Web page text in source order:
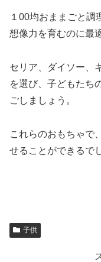
１00均おままごと調
想像力を育むのに最
セリア、ダイソー、
を選び、子どもたち
ごしましょう。
これらのおもちゃで
せることができるで
子供